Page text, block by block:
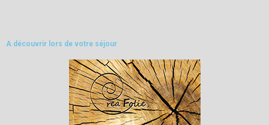
A découvrir lors de votre séjour